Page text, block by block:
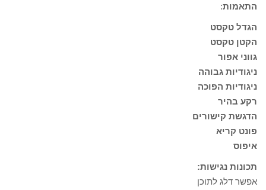
התאמות:
הגדל טקסט
הקטן טקסט
גווני אפור
ניגודיות גבוהה
ניגודיות הפוכה
רקע בהיר
הדגשת קישורים
פונט קריא
איפוס
תכונות נגישות:
אפשר דלג לתוכן